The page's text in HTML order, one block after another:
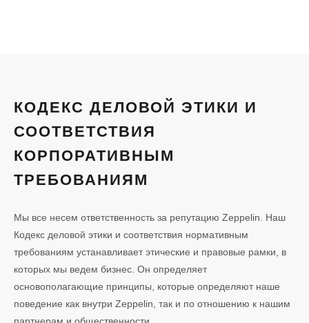
КОДЕКС ДЕЛОВОЙ ЭТИКИ И
СООТВЕТСТВИЯ
КОРПОРАТИВНЫМ
ТРЕБОВАНИЯМ
Мы все несем ответственность за репутацию Zeppelin. Наш
Кодекс деловой этики и соответствия нормативным
требованиям устанавливает этические и правовые рамки, в
которых мы ведем бизнес. Он определяет
основополагающие принципы, которые определяют наше
поведение как внутри Zeppelin, так и по отношению к нашим